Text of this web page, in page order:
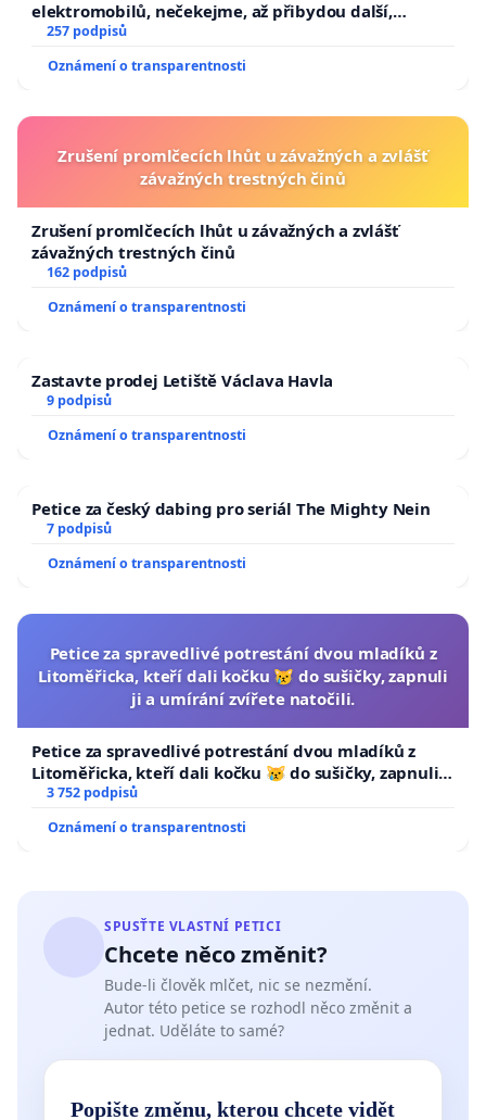
elektromobilů, nečekejme, až přibydou další,
zaveďme slyšitelná auta!
257 podpisů
Oznámení o transparentnosti
Zrušení promlčecích lhůt u závažných a zvlášť
závažných trestných činů
Zrušení promlčecích lhůt u závažných a zvlášť
závažných trestných činů
162 podpisů
Oznámení o transparentnosti
Zastavte prodej Letiště Václava Havla
9 podpisů
Oznámení o transparentnosti
Petice za český dabing pro seriál The Mighty Nein
7 podpisů
Oznámení o transparentnosti
Petice za spravedlivé potrestání dvou mladíků z
Litoměřicka, kteří dali kočku 😿 do sušičky, zapnuli
ji a umírání zvířete natočili.
Petice za spravedlivé potrestání dvou mladíků z
Litoměřicka, kteří dali kočku 😿 do sušičky, zapnuli ji
a umírání zvířete natočili.
3 752 podpisů
Oznámení o transparentnosti
SPUSŤTE VLASTNÍ PETICI
Chcete něco změnit?
Bude-li člověk mlčet, nic se nezmění.
Autor této petice se rozhodl něco změnit a
jednat. Uděláte to samé?
Popište změnu, kterou chcete vidět